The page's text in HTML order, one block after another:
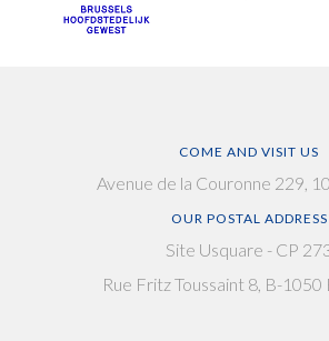
COME AND VISIT US
Avenue de la Couronne 229,
OUR POSTAL ADDRESS
Site Usquare - CP
Rue Fritz Toussaint 8, B-1050